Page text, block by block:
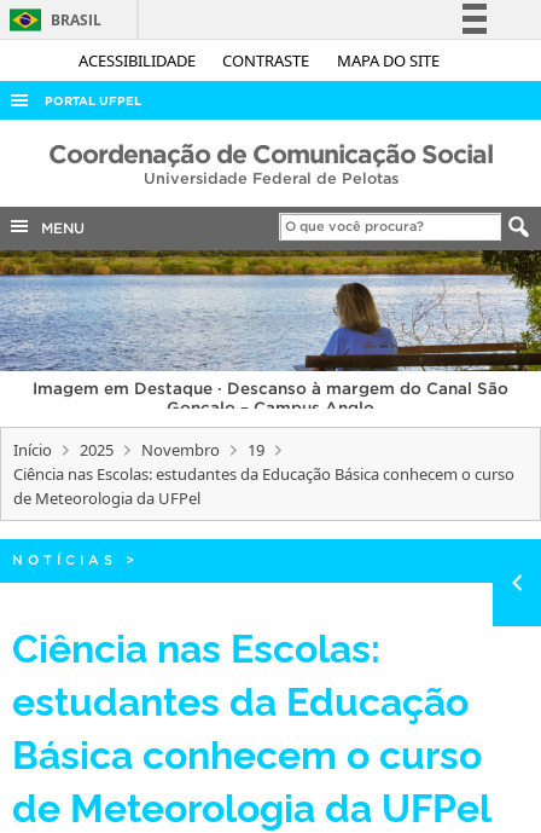
ACESSIBILIDADE CONTRASTE MAPA DO SITE
BRASIL
Simplifique!
Acesso à informação
Legislação
Canais
PORTAL UFPEL
ACESSO À INFORMAÇÃO
COBALTO
CONCURSOS
EDITAIS
INTERNACIONAL
OUVIDORIA
PORTARIAS
TELEFONES
Coordenação de Comunicação Social
Universidade Federal de Pelotas
MENU
Imagem em Destaque · Descanso à margem do Canal São
Gonçalo – Campus Anglo
Início 2025 Novembro
19
Ciência nas Escolas: estudantes da Educação Básica conhecem o curso
de Meteorologia da UFPel
NOTÍCIAS >
Ciência nas Escolas:
estudantes da Educação
Básica conhecem o curso
de Meteorologia da UFPel